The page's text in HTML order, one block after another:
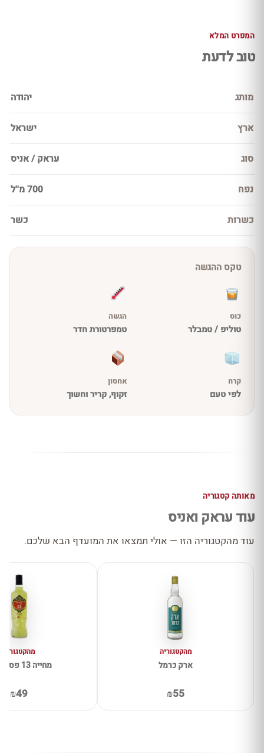
המפרט המלא
טוב לדעת
מותג יהודה
ארץ ישראל
סוג עראק / אניס
נפח 700 מ''ל
כשרות כשר
טקס ההגשה
כוס
טוליפ / טמבלר
הגשה
טמפרטורת חדר
קרח
לפי טעם
אחסון
זקוף, קריר וחשוך
מאותה קטגוריה
עוד עראק ואניס
עוד מהקטגוריה הזו — אולי תמצאו את המועדף הבא שלכם.
מהקטגוריה
ארק כרמל
₪55
מהקטגוריה
מחייה 13 פסיפלורה
₪49